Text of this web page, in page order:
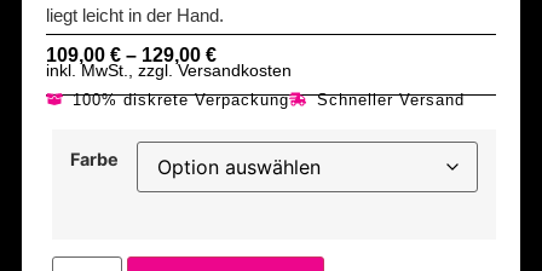
liegt leicht in der Hand.
109,00 €– 129,00 €
inkl. MwSt., zzgl. Versandkosten
100% diskrete Verpackung Schneller Versand
Farbe